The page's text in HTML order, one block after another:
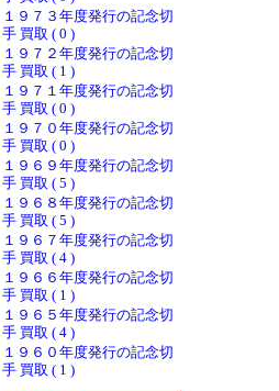
１９７３年度発行の記念切
手 買取 ( 0 )
１９７２年度発行の記念切
手 買取 ( 1 )
１９７１年度発行の記念切
手 買取 ( 0 )
１９７０年度発行の記念切
手 買取 ( 0 )
１９６９年度発行の記念切
手 買取 ( 5 )
１９６８年度発行の記念切
手 買取 ( 5 )
１９６７年度発行の記念切
手 買取 ( 4 )
１９６６年度発行の記念切
手 買取 ( 1 )
１９６５年度発行の記念切
手 買取 ( 4 )
１９６０年度発行の記念切
手 買取 ( 1 )